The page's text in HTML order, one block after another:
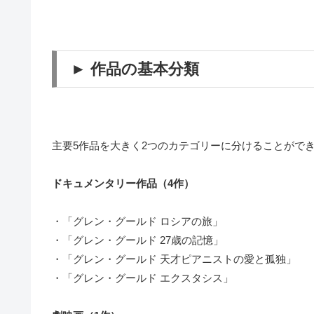
► 作品の基本分類
主要5作品を大きく2つのカテゴリーに分けることがで
ドキュメンタリー作品（4作）
・「グレン・グールド ロシアの旅」
・「グレン・グールド 27歳の記憶」
・「グレン・グールド 天才ピアニストの愛と孤独」
・「グレン・グールド エクスタシス」